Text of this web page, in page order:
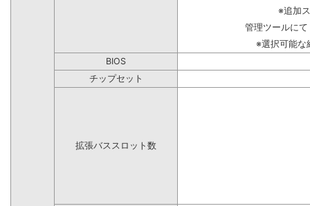
※追加
管理ツールに
※選択可能な
BIOS
チップセット
拡張バススロット数